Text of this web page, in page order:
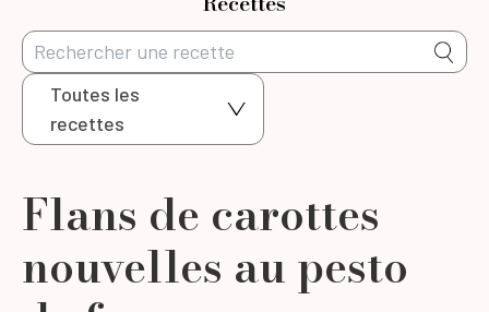
Toutes les
recettes
Flans de carottes
nouvelles au pesto